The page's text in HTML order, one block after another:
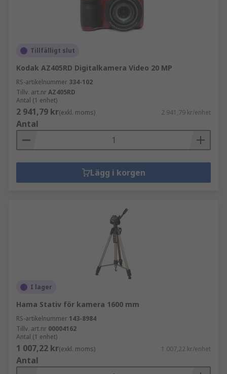
Tillfälligt slut
Kodak AZ405RD Digitalkamera Video 20 MP
RS-artikelnummer 334-102
Tillv. art.nrAZ405RD
Antal (1 enhet)
2 941,79 kr(exkl. moms) 2 941,79 kr/enhet
Antal
Lägg i korgen
I lager
Hama Stativ för kamera 1600 mm
RS-artikelnummer 143-8984
Tillv. art.nr 00004162
Antal (1 enhet)
1 007,22 kr(exkl. moms) 1 007,22 kr/enhet
Antal